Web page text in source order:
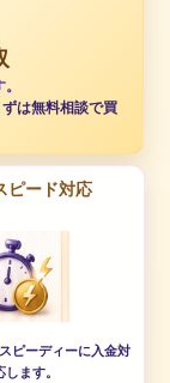
は無料相談で買
ピード対応
ピーディーに入金対
します。